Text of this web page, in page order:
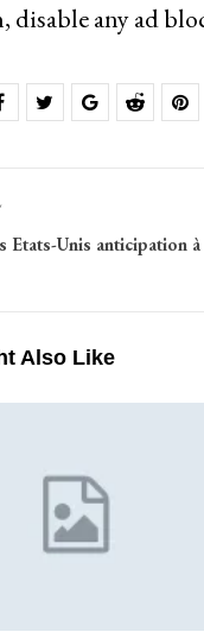
disable any ad
Etats-Unis anticipation
Also Like